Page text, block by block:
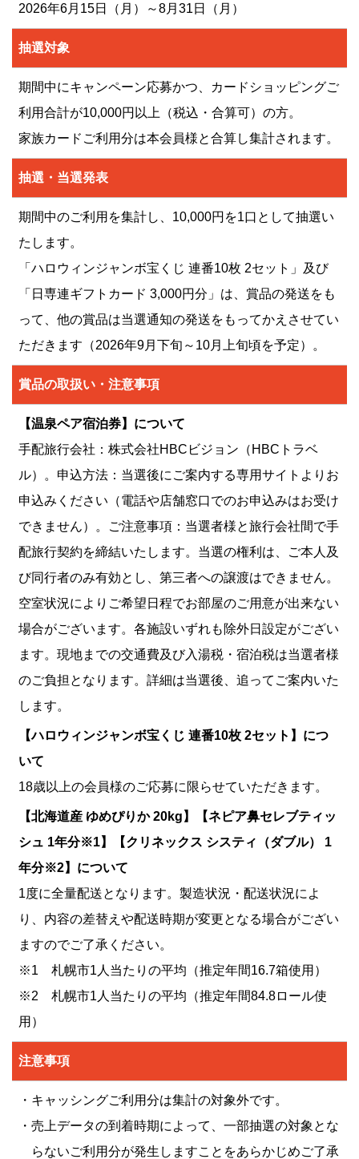
2026年6月15日（月）～8月31日（月）
抽選対象
期間中にキャンペーン応募かつ、カードショッピングご
利用合計が10,000円以上（税込・合算可）の方。
家族カードご利用分は本会員様と合算し集計されます。
抽選・当選発表
期間中のご利用を集計し、10,000円を1口として抽選い
たします。
「ハロウィンジャンボ宝くじ 連番10枚 2セット」及び
「日専連ギフトカード 3,000円分」は、賞品の発送をも
って、他の賞品は当選通知の発送をもってかえさせてい
ただきます（2026年9月下旬～10月上旬頃を予定）。
賞品の取扱い・注意事項
【温泉ペア宿泊券】について
手配旅行会社：株式会社HBCビジョン（HBCトラベ
ル）。申込方法：当選後にご案内する専用サイトよりお
申込みください（電話や店舗窓口でのお申込みはお受け
できません）。ご注意事項：当選者様と旅行会社間で手
配旅行契約を締結いたします。当選の権利は、ご本人及
び同行者のみ有効とし、第三者への譲渡はできません。
空室状況によりご希望日程でお部屋のご用意が出来ない
場合がございます。各施設いずれも除外日設定がござい
ます。現地までの交通費及び入湯税・宿泊税は当選者様
のご負担となります。詳細は当選後、追ってご案内いた
します。
【ハロウィンジャンボ宝くじ 連番10枚 2セット】につ
いて
18歳以上の会員様のご応募に限らせていただきます。
【北海道産 ゆめぴりか 20kg】【ネピア鼻セレブティッ
シュ 1年分※1】【クリネックス システィ（ダブル） 1
年分※2】について
1度に全量配送となります。製造状況・配送状況によ
り、内容の差替えや配送時期が変更となる場合がござい
ますのでご了承ください。
※1 札幌市1人当たりの平均（推定年間16.7箱使用）
※2 札幌市1人当たりの平均（推定年間84.8ロール使
用）
注意事項
・キャッシングご利用分は集計の対象外です。
・売上データの到着時期によって、一部抽選の対象とな
らないご利用分が発生しますことをあらかじめご了承